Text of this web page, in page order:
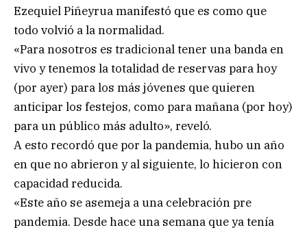
Ezequiel Piñeyrua manifestó que es como que
todo volvió a la normalidad.
«Para nosotros es tradicional tener una banda en
vivo y tenemos la totalidad de reservas para hoy
(por ayer) para los más jóvenes que quieren
anticipar los festejos, como para mañana (por hoy)
para un público más adulto», reveló.
A esto recordó que por la pandemia, hubo un año
en que no abrieron y al siguiente, lo hicieron con
capacidad reducida.
«Este año se asemeja a una celebración pre
pandemia. Desde hace una semana que ya tenía